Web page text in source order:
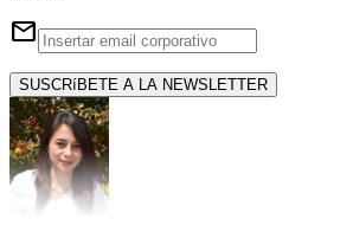
email
SUSCRíBETE A LA NEWSLETTER